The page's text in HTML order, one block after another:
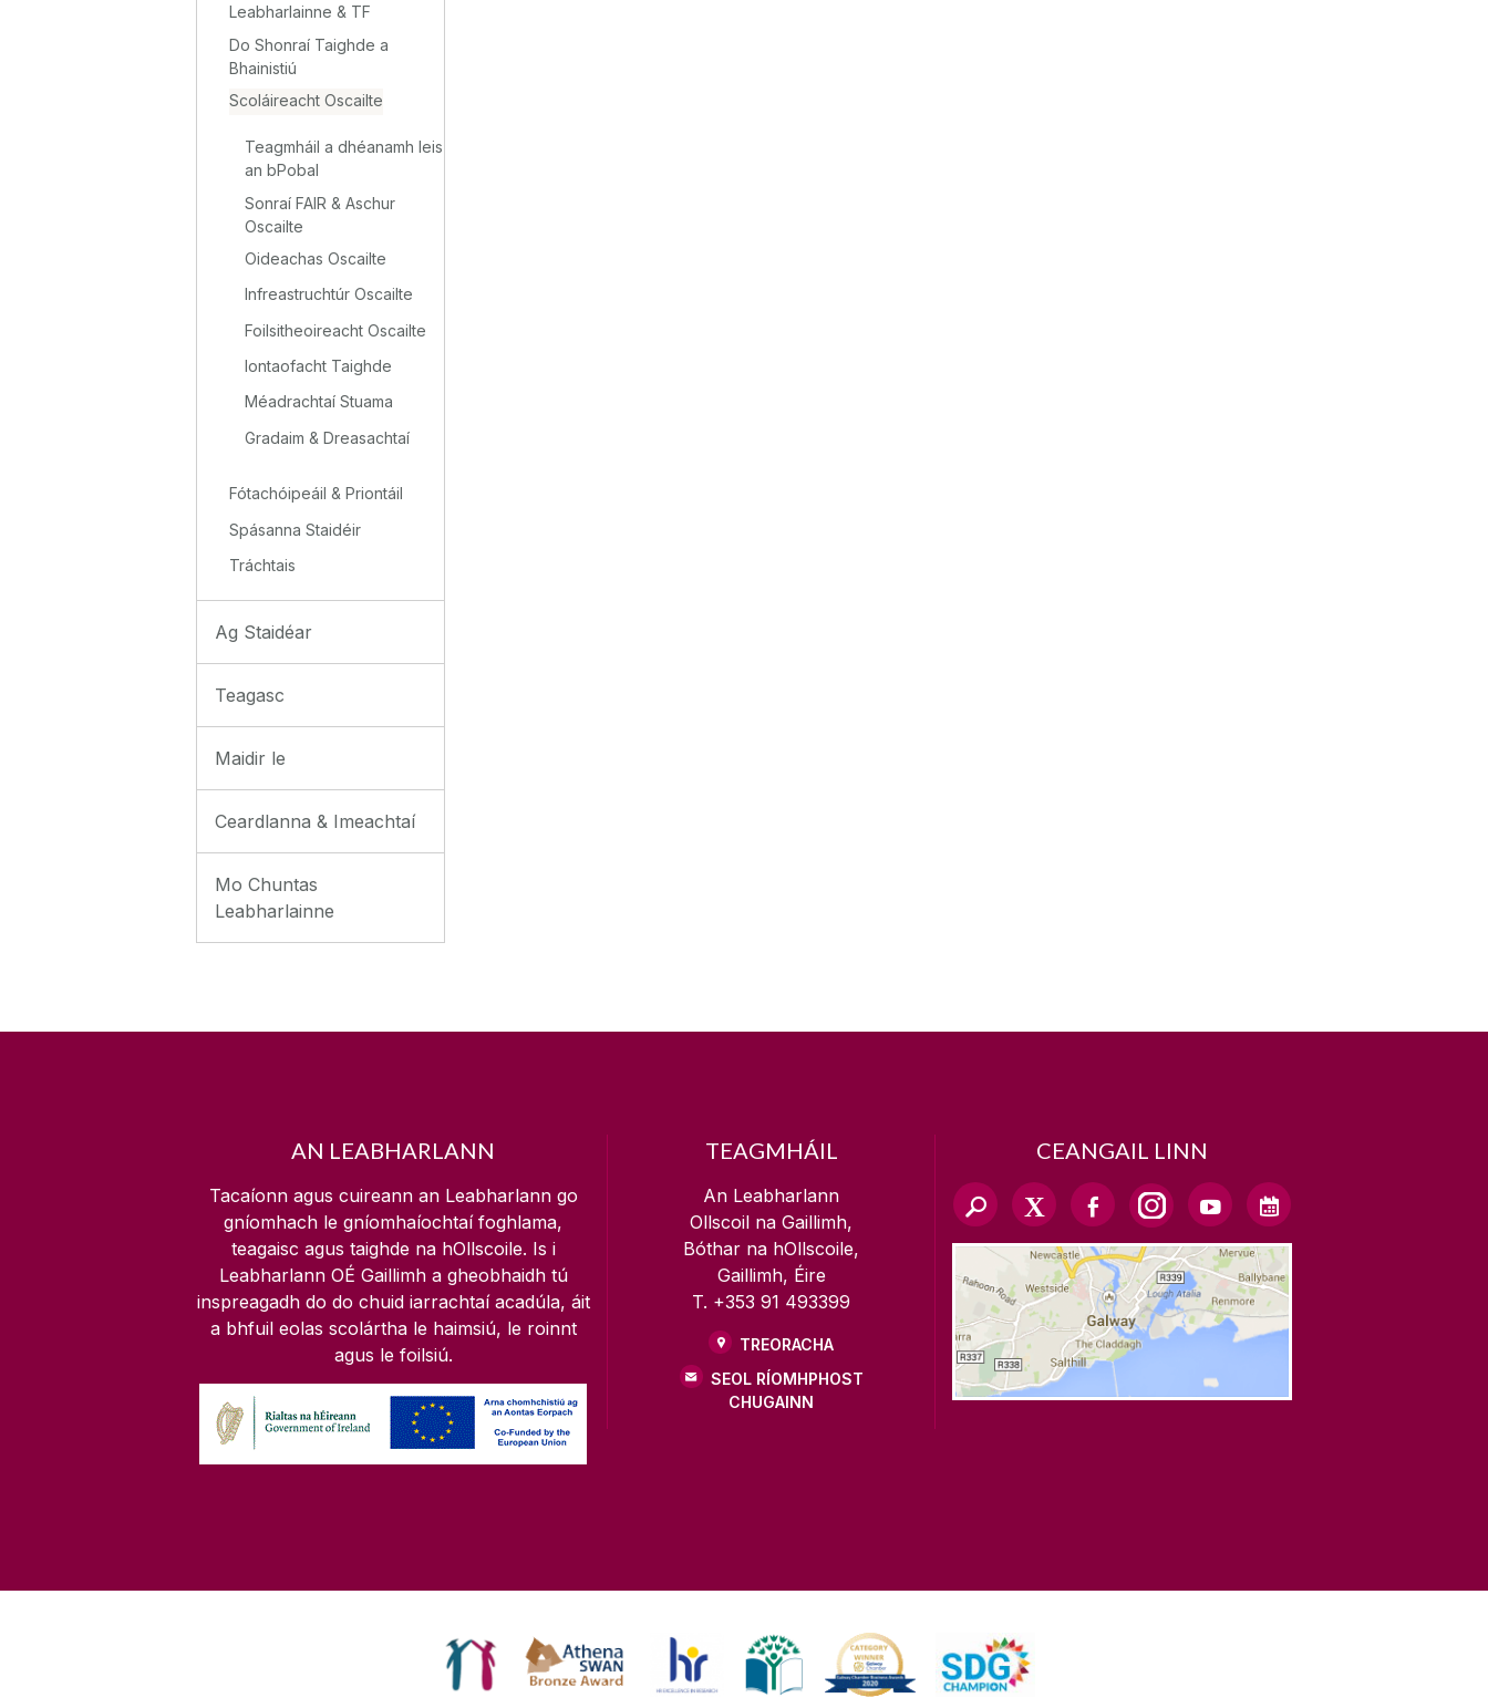
Leabharlainne & TF
Do Shonraí Taighde a
Bhainistiú
Scoláireacht Oscailte
Teagmháil a dhéanamh leis
an bPobal
Sonraí FAIR & Aschur
Oscailte
Oideachas Oscailte
Infreastruchtúr Oscailte
Foilsitheoireacht Oscailte
Iontaofacht Taighde
Méadrachtaí Stuama
Gradaim & Dreasachtaí
Fótachóipeáil & Priontáil
Spásanna Staidéir
Tráchtais
Ag Staidéar
Teagasc
Maidir le
Ceardlanna & Imeachtaí
Mo Chuntas
Leabharlainne
AN LEABHARLANN
Tacaíonn agus cuireann an Leabharlann go
gníomhach le gníomhaíochtaí foghlama,
teagaisc agus taighde na hOllscoile. Is i
Leabharlann OÉ Gaillimh a gheobhaidh tú
inspreagadh do do chuid iarrachtaí acadúla, áit
a bhfuil eolas scolártha le haimsiú, le roinnt
agus le foilsiú.
TEAGMHÁIL
An Leabharlann
Ollscoil na Gaillimh,
Bóthar na hOllscoile,
Gaillimh, Éire
T. +353 91 493399
TREORACHA
SEOL RÍOMHPHOST
CHUGAINN
CEANGAIL LINN